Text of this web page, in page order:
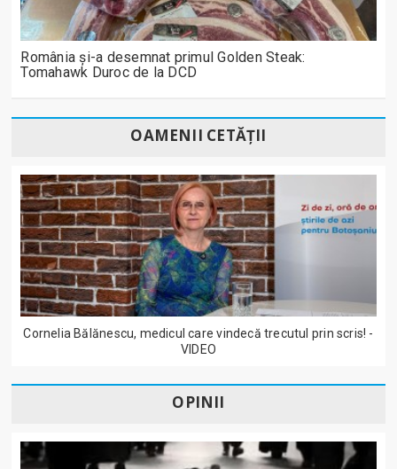
România și-a desemnat primul Golden Steak:
Tomahawk Duroc de la DCD
OAMENII CETĂȚII
Cornelia Bălănescu, medicul care vindecă trecutul prin scris! -
VIDEO
OPINII